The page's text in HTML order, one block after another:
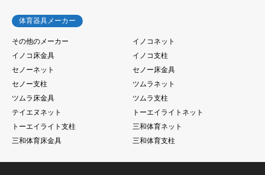
体育器具メーカー
その他のメーカー
イノコネット
イノコ床金具
イノコ支柱
セノーネット
セノー床金具
セノー支柱
ツムラネット
ツムラ床金具
ツムラ支柱
テイエヌネット
トーエイライトネット
トーエイライト支柱
三和体育ネット
三和体育床金具
三和体育支柱